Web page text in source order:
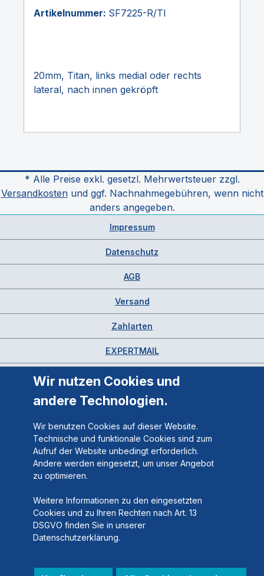
Artikelnummer: SF7225-R/TI
20mm, Titan, links medial oder rechts
lateral, nach innen gekröpft
* Alle Preise exkl. gesetzl. Mehrwertsteuer zzgl.
Versandkostenund ggf. Nachnahmegebühren, wenn nicht
anders angegeben.
Impressum
Datenschutz
AGB
Versand
Zahlarten
EXPERTMAIL
Wir nutzen Cookies und
andere Technologien.
Wir benutzen Cookies auf dieser Website.
Technische und funktionale Cookies sind zum
Aufruf der Website unbedingt erforderlich.
Andere werden eingesetzt, um unser Angebot
zu optimieren.
Weitere Informationen zu den eingesetzten
Cookies und zu Ihren Rechten nach Art. 13
DSGVO finden Sie in unserer
Datenschutzerklärung.